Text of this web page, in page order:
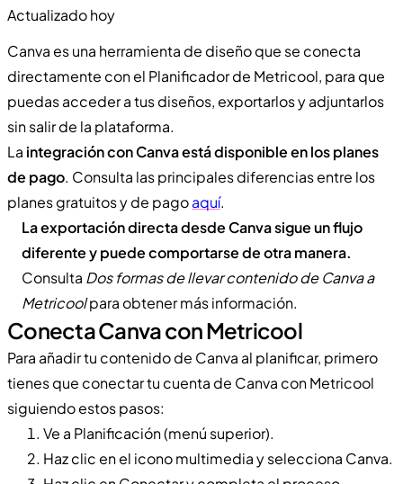
Actualizado hoy
Canva es una herramienta de diseño que se conecta
directamente con el Planificador de Metricool, para que
puedas acceder a tus diseños, exportarlos y adjuntarlos
sin salir de la plataforma.
La integración con Canva está disponible en los planes
de pago. Consulta las principales diferencias entre los
planes gratuitos y de pagoaquí.
La exportación directa desde Canva sigue un flujo
diferente y puede comportarse de otra manera.
Consulta Dos formas de llevar contenido de Canva a
Metricoolpara obtener más información.
Conecta Canva con Metricool
Para añadir tu contenido de Canva al planificar, primero
tienes que conectar tu cuenta de Canva con Metricool
siguiendo estos pasos:
Ve a Planificación (menú superior).
Haz clic en el icono multimedia y selecciona Canva.